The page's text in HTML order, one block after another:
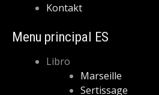
Kontakt
Menu principal ES
Libro
Marseille
Sertissage